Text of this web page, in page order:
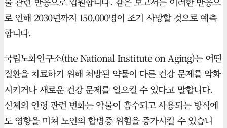
로 인해 2030년까지 150,000명이 조기 사망할 것으로 예측
합니다.
국립노화연구소(the National Institute on Aging)는 어떤
질환을 치료하기 위해 처방된 약물이 다른 건강 문제를 악화
시키거나 새로운 건강 문제를 일으킬 수 있다고 말합니다.
신체의 연령 관련 변화는 약물이 흡수되고 사용되는 방식에
도 영향을 미쳐 노인의 합병증 위험을 증가시킬 수 있습니